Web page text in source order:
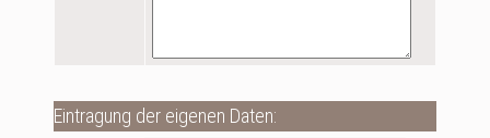
Eintragung der eigenen Daten: